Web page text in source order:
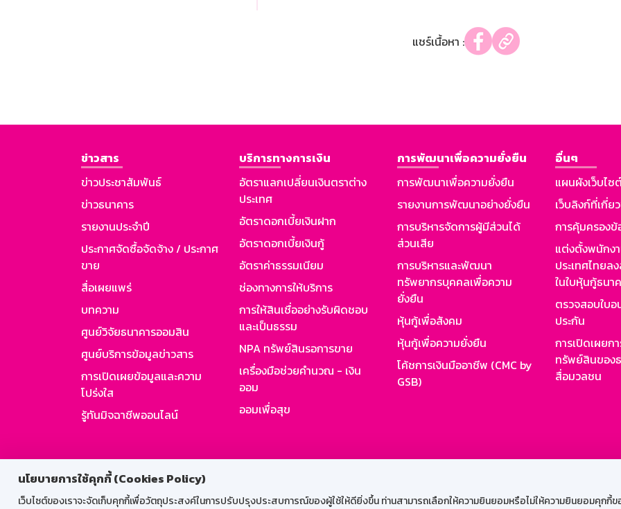
นโยบายการใช้คุกกี้ (Cookies Policy)
เว็บไซต์ของเราจะจัดเก็บคุกกี้เพื่อวัตถุประสงค์ในการปรับปรุงประสบการณ์ของผู้ใช้ให้ดียิ่งขึ้น ท่านสามารถเลือกให้ความยินยอมหรือไม่ให้ความยินยอมคุกกี้ข
แชร์เนื้อหา :
ข่าวสาร
ข่าวประชาสัมพันธ์
ข่าวธนาคาร
รายงานประจำปี
ประกาศจัดซื้อจัดจ้าง / ประกาศ
ขาย
สื่อเผยแพร่
บทความ
ศูนย์วิจัยธนาคารออมสิน
ศูนย์บริการข้อมูลข่าวสาร
การเปิดเผยข้อมูลและความ
โปร่งใส
รู้ทันมิจฉาชีพออนไลน์
บริการทางการเงิน
อัตราแลกเปลี่ยนเงินตราต่าง
ประเทศ
อัตราดอกเบี้ยเงินฝาก
อัตราดอกเบี้ยเงินกู้
อัตราค่าธรรมเนียม
ช่องทางการให้บริการ
การให้สินเชื่ออย่างรับผิดชอบ
และเป็นธรรม
NPA ทรัพย์สินรอการขาย
เครื่องมือช่วยคำนวณ - เงิน
ออม
ออมเพื่อสุข
การพัฒนาเพื่อความยั่งยืน
การพัฒนาเพื่อความยั่งยืน
รายงานการพัฒนาอย่างยั่งยืน
การบริหารจัดการผู้มีส่วนได้
ส่วนเสีย
การบริหารและพัฒนา
ทรัพยากรบุคคลเพื่อความ
ยั่งยืน
หุ้นกู้เพื่อสังคม
หุ้นกู้เพื่อความยั่งยืน
โค้ชการเงินมืออาชีพ (CMC by
GSB)
อื่นๆ
แผนผังเว็บไซ
เว็บลิงก์ที่เกี่ย
การคุ้มครอง
แต่งตั้งพนักง
ประเทศไทยล
ในใบหุ้นกู้ธนา
ตรวจสอบใบ
ประกัน
การเปิดเผยก
ทรัพย์สินของ
สื่อมวลชน